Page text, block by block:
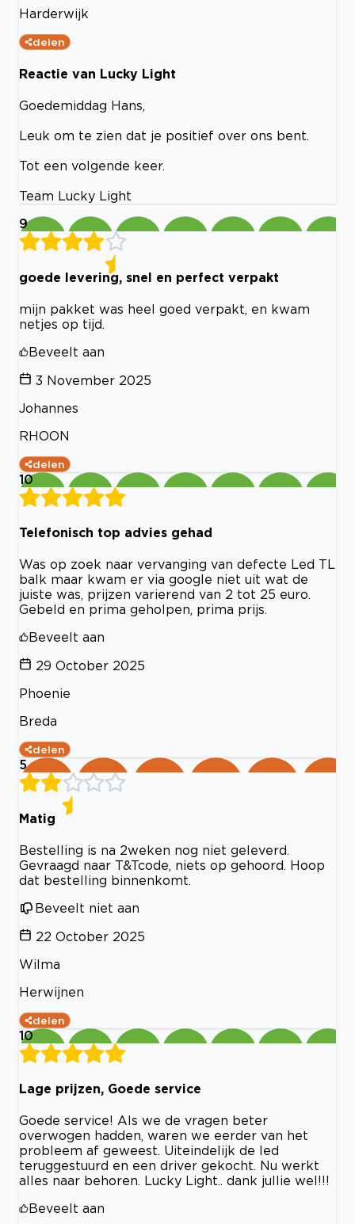
Harderwijk
delen
Reactie van Lucky Light
Goedemiddag Hans,
Leuk om te zien dat je positief over ons bent.
Tot een volgende keer.
Team Lucky Light
9
goede levering, snel en perfect verpakt
mijn pakket was heel goed verpakt, en kwam
netjes op tijd.
Beveelt aan
3 November 2025
Johannes
RHOON
delen
10
Telefonisch top advies gehad
Was op zoek naar vervanging van defecte Led TL
balk maar kwam er via google niet uit wat de
juiste was, prijzen varierend van 2 tot 25 euro.
Gebeld en prima geholpen, prima prijs.
Beveelt aan
29 October 2025
Phoenie
Breda
delen
5
Matig
Bestelling is na 2weken nog niet geleverd.
Gevraagd naar T&Tcode, niets op gehoord. Hoop
dat bestelling binnenkomt.
Beveelt niet aan
22 October 2025
Wilma
Herwijnen
delen
10
Lage prijzen, Goede service
Goede service! Als we de vragen beter
overwogen hadden, waren we eerder van het
probleem af geweest. Uiteindelijk de led
teruggestuurd en een driver gekocht. Nu werkt
alles naar behoren. Lucky Light.. dank jullie wel!!!
Beveelt aan